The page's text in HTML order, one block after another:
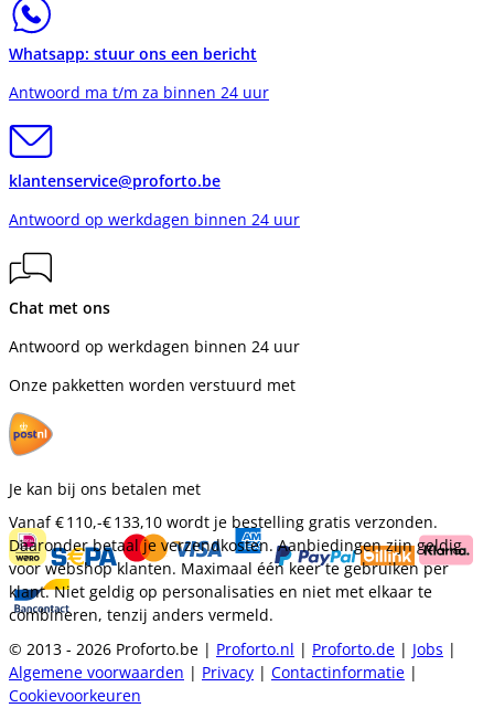
Whatsapp: stuur ons een bericht
Antwoord ma t/m za binnen 24 uur
klantenservice@proforto.be
Antwoord op werkdagen binnen 24 uur
Chat met ons
Antwoord op werkdagen binnen 24 uur
Onze pakketten worden verstuurd met
Je kan bij ons betalen met
Vanaf€ 110,-€ 133,10 wordt je bestelling gratis verzonden.
Daaronder betaal je verzendkosten. Aanbiedingen zijn geldig
voor webshop klanten. Maximaal één keer te gebruiken per
klant. Niet geldig op personalisaties en niet met elkaar te
combineren, tenzij anders vermeld.
© 2013 - 2026 Proforto.be | Proforto.nl | Proforto.de | Jobs |
Algemene voorwaarden | Privacy | Contactinformatie |
Cookievoorkeuren